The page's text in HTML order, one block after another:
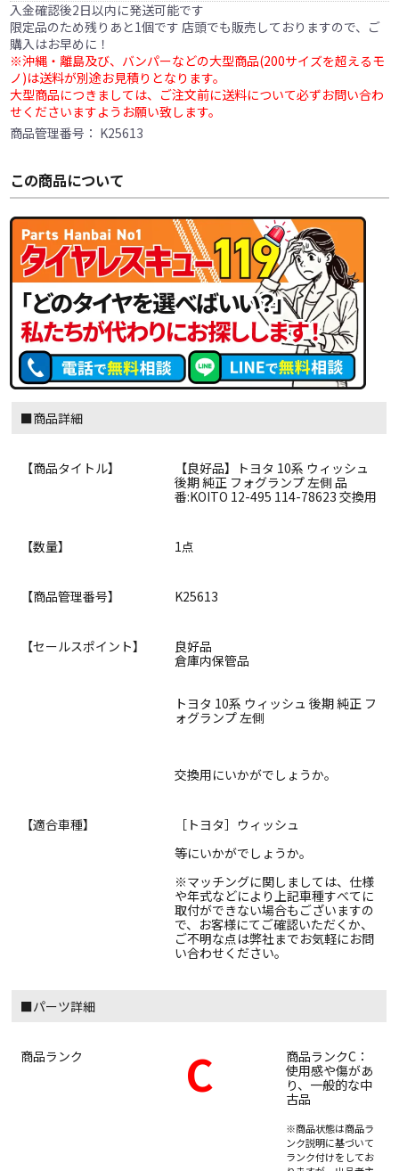
入金確認後2日以内に発送可能です
限定品のため残りあと1個です 店頭でも販売しておりますので、ご
購入はお早めに！
※沖縄・離島及び、バンパーなどの大型商品(200サイズを超えるモ
ノ)は送料が別途お見積りとなります。
大型商品につきましては、ご注文前に送料について必ずお問い合わ
せくださいますようお願い致します。
商品管理番号： K25613
この商品について
■商品詳細
【商品タイトル】
【良好品】トヨタ 10系 ウィッシュ
後期 純正 フォグランプ 左側 品
番:KOITO 12-495 114-78623 交換用
【数量】 1点
【商品管理番号】 K25613
【セールスポイント】
良好品
倉庫内保管品
トヨタ 10系 ウィッシュ 後期 純正 フ
ォグランプ 左側
交換用にいかがでしょうか。
【適合車種】
［トヨタ］ウィッシュ
等にいかがでしょうか。
※マッチングに関しましては、仕様
や年式などにより上記車種すべてに
取付ができない場合もございますの
で、お客様にてご確認いただくか、
ご不明な点は弊社までお気軽にお問
い合わせください。
■パーツ詳細
商品ランク C
商品ランクC：
使用感や傷があ
り、一般的な中
古品
※商品状態は商品ラ
ンク説明に基づいて
ランク付けをしてお